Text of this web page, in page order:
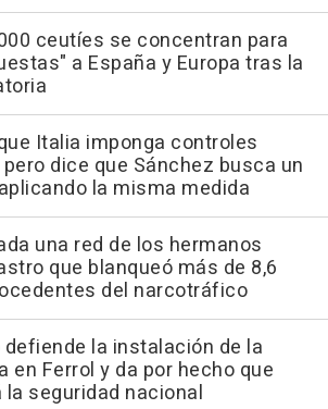
ceutíes se concentran para
a España y Europa tras la
Italia imponga controles
dice que Sánchez busca un
la misma medida
una red de los hermanos
que blanqueó más de 8,6
del narcotráfico
defiende la instalación de la
en Ferrol y da por hecho que
seguridad nacional